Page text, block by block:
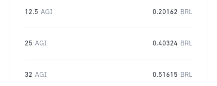
12.5 AGI 0.20162 BRL
25 AGI 0.40324 BRL
32 AGI 0.51615 BRL